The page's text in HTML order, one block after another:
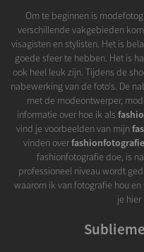
Om te beginnen is
verschillende vakgebieden
visagisten en stylisten. Het is
goede sfeer te hebben. Het is
ook heel leuk zijn. Tijdens de
nabewerking van de foto's. De
met de modeontwerper,
informatie over hoe ik als
vind je voorbeelden van mijn
vinden over
fashionfotografie doe, is
professioneel niveau wordt
waarom ik van fotografie hou
je hier